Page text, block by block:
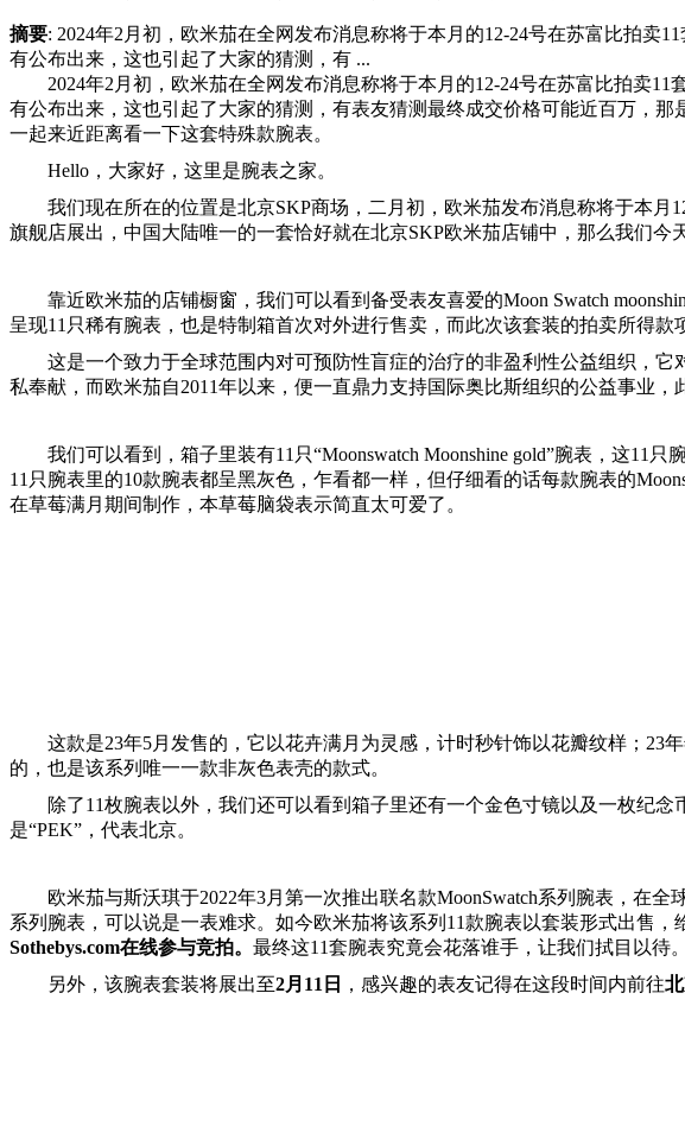
摘要: 2024年2月初，欧米茄在全网发布消息称将于本月的12-24号在苏富比拍卖
有公布出来，这也引起了大家的猜测，有 ...
2024年2月初，欧米茄在全网发布消息称将于本月的12-24号在苏富比拍卖11
有公布出来，这也引起了大家的猜测，有表友猜测最终成交价格可能近百万，
一起来近距离看一下这套特殊款腕表。
Hello，大家好，这里是腕表之家。
我们现在所在的位置是北京SKP商场，二月初，欧米茄发布消息称将于本月
旗舰店展出，中国大陆唯一的一套恰好就在北京SKP欧米茄店铺中，那么我们今
靠近欧米茄的店铺橱窗，我们可以看到备受表友喜爱的Moon Swatch
呈现11只稀有腕表，也是特制箱首次对外进行售卖，而此次该套装的拍卖所得款
这是一个致力于全球范围内对可预防性盲症的治疗的非盈利性公益组织，
私奉献，而欧米茄自2011年以来，便一直鼎力支持国际奥比斯组织的公益事业，
我们可以看到，箱子里装有11只“Moonswatch Moonshine gold”腕表，这11
11只腕表里的10款腕表都呈黑灰色，乍看都一样，但仔细看的话每款腕表的
在草莓满月期间制作，本草莓脑袋表示简直太可爱了。
这款是23年5月发售的，它以花卉满月为灵感，计时秒针饰以花瓣纹样；23
的，也是该系列唯一一款非灰色表壳的款式。
除了11枚腕表以外，我们还可以看到箱子里还有一个金色寸镜以及一枚纪
是“PEK”，代表北京。
欧米茄与斯沃琪于2022年3月第一次推出联名款MoonSwatch系列腕表，在
系列腕表，可以说是一表难求。如今欧米茄将该系列11款腕表以套装形式出售，
Sothebys.com在线参与竞拍。 最终这11套腕表究竟会花落谁手，让我们拭目以待。
另外，该腕表套装将展出至2月11日 ，感兴趣的表友记得在这段时间内前往